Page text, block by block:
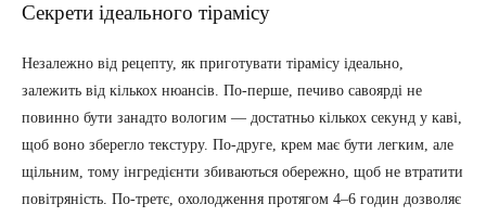
Секрети ідеального тірамісу
Незалежно від рецепту, як приготувати тірамісу ідеально,
залежить від кількох нюансів. По-перше, печиво савоярді не
повинно бути занадто вологим — достатньо кількох секунд у каві,
щоб воно зберегло текстуру. По-друге, крем має бути легким, але
щільним, тому інгредієнти збиваються обережно, щоб не втратити
повітряність. По-третє, охолодження протягом 4–6 годин дозволяє